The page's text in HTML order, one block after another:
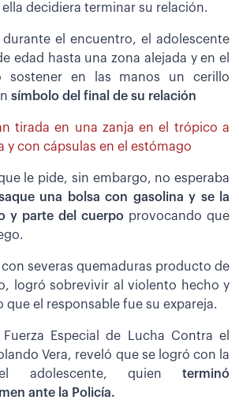
decidiera terminar su relación.
el encuentro, el adolescente
edad hasta una zona alejada y en el
sostener en las manos un cerillo
símbolo del final de su relación
tirada en una zanja en el trópico a
y con cápsulas en el estómago
le pide, sin embargo, no esperaba
una bolsa con gasolina y se la
y parte del cuerpo provocando que
severas quemaduras producto de
logró sobrevivir al violento hecho y
el responsable fue su expareja.
Especial de Lucha Contra el
Vera, reveló que se logró con la
adolescente, quien terminó
ante la Policía.